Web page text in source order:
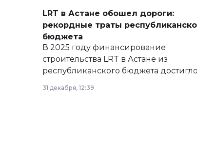
LRT в Астане обошел дороги:
рекордные траты
бюджета
В 2025 году финансирование
строительства LRT в Астане из
республиканского бюджета достигло
рекордных объемов.
31 декабря, 12:39